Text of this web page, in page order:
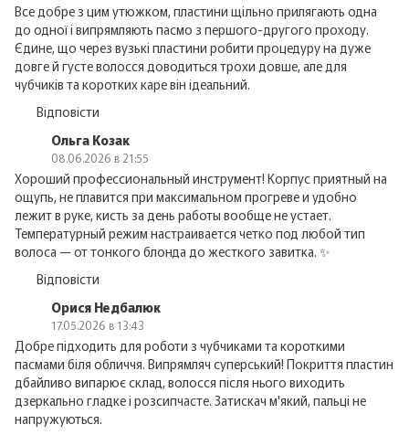
Все добре з цим утюжком, пластини щільно прилягають одна
до одної і випрямляють пасмо з першого-другого проходу.
Єдине, що через вузькі пластини робити процедуру на дуже
довге й густе волосся доводиться трохи довше, але для
чубчиків та коротких каре він ідеальний.
Відповісти
Ольга Козак
08.06.2026 в 21:55
Хороший профессиональный инструмент! Корпус приятный на
ощупь, не плавится при максимальном прогреве и удобно
лежит в руке, кисть за день работы вообще не устает.
Температурный режим настраивается четко под любой тип
волоса — от тонкого блонда до жесткого завитка. ✨
Відповісти
Орися Недбалюк
17.05.2026 в 13:43
Добре підходить для роботи з чубчиками та короткими
пасмами біля обличчя. Випрямляч суперський! Покриття пластин
дбайливо випарює склад, волосся після нього виходить
дзеркально гладке і розсипчасте. Затискач м'який, пальці не
напружуються.